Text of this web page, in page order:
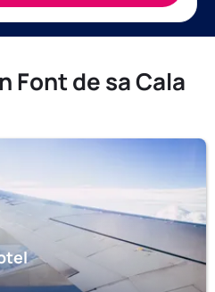
Font de sa Cala